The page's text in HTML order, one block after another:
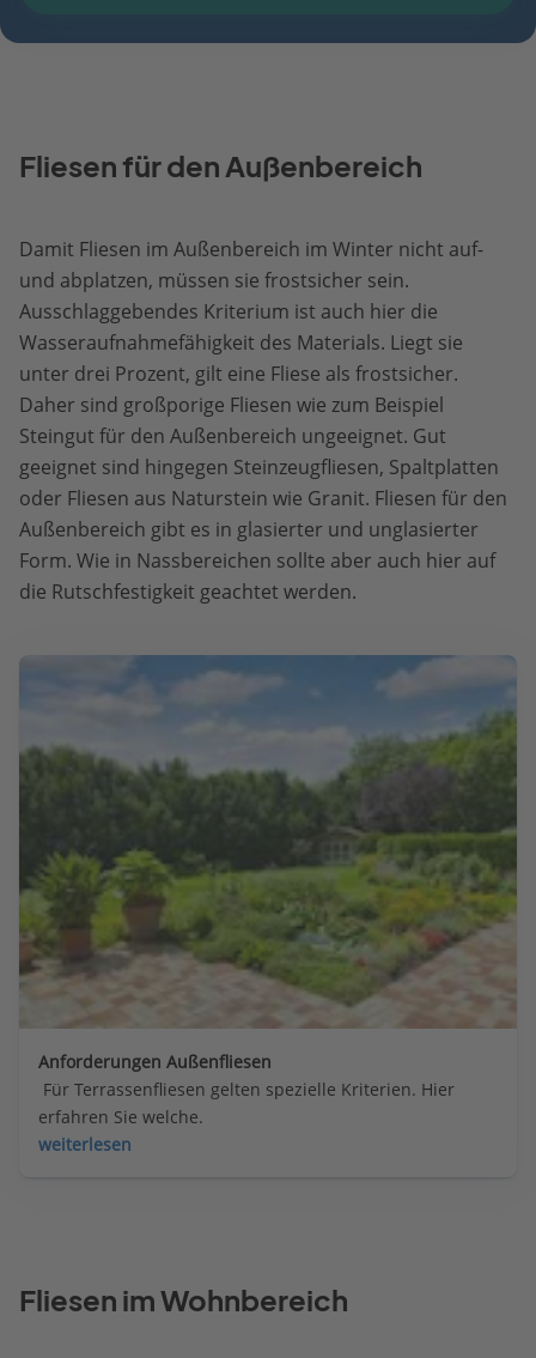
Fliesen für den Außenbereich
Damit Fliesen im Außenbereich im Winter nicht auf-
und abplatzen, müssen sie frostsicher sein.
Ausschlaggebendes Kriterium ist auch hier die
Wasseraufnahmefähigkeit des Materials. Liegt sie
unter drei Prozent, gilt eine Fliese als frostsicher.
Daher sind großporige Fliesen wie zum Beispiel
Steingut für den Außenbereich ungeeignet. Gut
geeignet sind hingegen Steinzeugfliesen, Spaltplatten
oder Fliesen aus Naturstein wie Granit. Fliesen für den
Außenbereich gibt es in glasierter und unglasierter
Form. Wie in Nassbereichen sollte aber auch hier auf
die Rutschfestigkeit geachtet werden.
Anforderungen Außenfliesen
Für Terrassenfliesen gelten spezielle Kriterien. Hier
erfahren Sie welche.
weiterlesen
Fliesen im Wohnbereich